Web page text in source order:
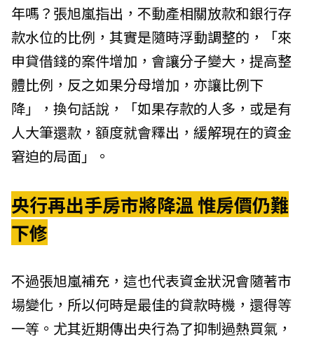
年嗎？張旭嵐指出，不動產相關放款和銀行存
款水位的比例，其實是隨時浮動調整的，「來
申貸借錢的案件增加，會讓分子變大，提高整
體比例，反之如果分母增加，亦讓比例下
降」，換句話說，「如果存款的人多，或是有
人大筆還款，額度就會釋出，緩解現在的資金
窘迫的局面」。
央行再出手房市將降溫 惟房價仍難
下修
不過張旭嵐補充，這也代表資金狀況會隨著市
場變化，所以何時是最佳的貸款時機，還得等
一等。尤其近期傳出央行為了抑制過熱買氣，